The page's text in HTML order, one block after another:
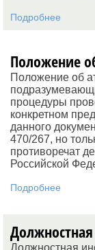
Подробнее
Положение
Положение об
процедуры
конкретном
данного
470/267, но
противоречат
Российской
Подробнее
Должностная